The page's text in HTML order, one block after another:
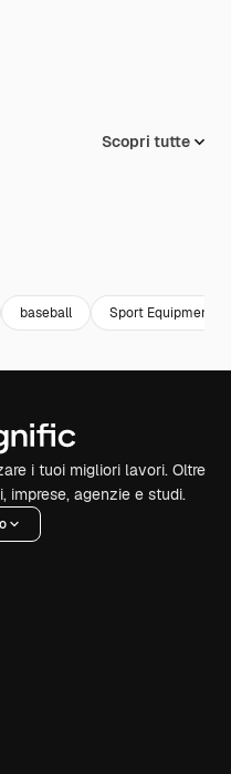
Scopri tutte
baseball Sport Equipment
i tuoi migliori lavori. Oltre
imprese, agenzie e studi.